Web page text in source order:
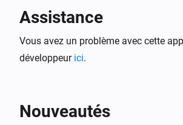
Moodo
Assistance
Vous avez un problème avec cette
développeur ici.
Nouveautés